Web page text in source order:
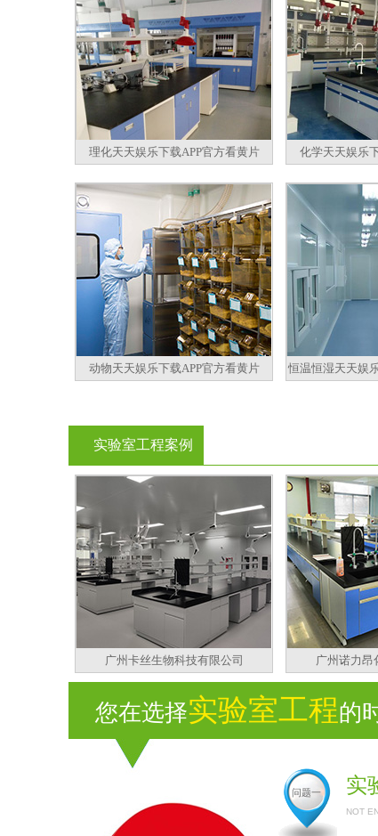
理化天天娱乐下载APP官方看黄片 化学天天娱乐
动物天天娱乐下载APP官方看黄片 恒温恒湿天天娱
实验室工程案例
广州卡丝生物科技有限公司 广州诺力昂
您在选择实验室工程的
问题一 实
NOT